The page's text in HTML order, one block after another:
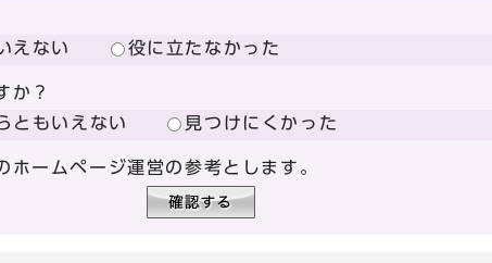
えない 役に立たなかった
か？
ともいえない 見つけにくかった
ームページ運営の参考とします。